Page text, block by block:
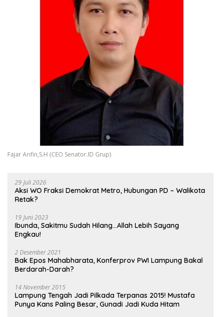
Fajar Arifin,S.H (CEO Senator.ID Grup)
29 Juli 2026
Aksi WO Fraksi Demokrat Metro, Hubungan PD – Walikota
Retak?
19 Juni 2023
Ibunda, Sakitmu Sudah Hilang…Allah Lebih Sayang
Engkau!
2 Desember 2021
Bak Epos Mahabharata, Konferprov PWI Lampung Bakal
Berdarah-Darah?
14 November 2015
Lampung Tengah Jadi Pilkada Terpanas 2015! Mustafa
Punya Kans Paling Besar, Gunadi Jadi Kuda Hitam